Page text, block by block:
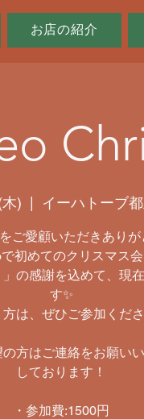
お店の紹介
) イーハトーブ
ご愛顧いただきありが
初めてのクリスマス会
」の感謝を込めて、現
す✨
は、ぜひご参加くだ
方はご連絡をお願い
しております！
・参加費:1500円